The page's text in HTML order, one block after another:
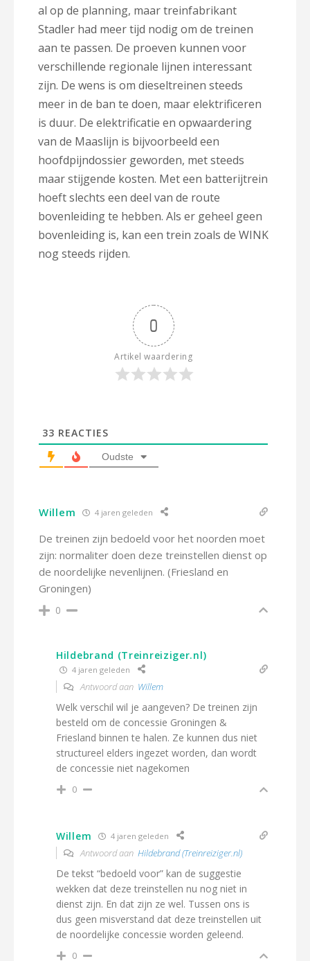
al op de planning, maar treinfabrikant
Stadler had meer tijd nodig om de treinen
aan te passen. De proeven kunnen voor
verschillende regionale lijnen interessant
zijn. De wens is om dieseltreinen steeds
meer in de ban te doen, maar elektrificeren
is duur. De elektrificatie en opwaardering
van de Maaslijn is bijvoorbeeld een
hoofdpijndossier geworden, met steeds
maar stijgende kosten. Met een batterijtrein
hoeft slechts een deel van de route
bovenleiding te hebben. Als er geheel geen
bovenleiding is, kan een trein zoals de WINK
nog steeds rijden.
0
Artikel waardering
33 REACTIES
Oudste
Willem 4 jaren geleden
De treinen zijn bedoeld voor het noorden moet
zijn: normaliter doen deze treinstellen dienst op
de noordelijke nevenlijnen. (Friesland en
Groningen)
0
Hildebrand (Treinreiziger.nl)
4 jaren geleden
Antwoord aan Willem
Welk verschil wil je aangeven? De treinen zijn
besteld om de concessie Groningen &
Friesland binnen te halen. Ze kunnen dus niet
structureel elders ingezet worden, dan wordt
de concessie niet nagekomen
0
Willem 4 jaren geleden
Antwoord aan Hildebrand (Treinreiziger.nl)
De tekst “bedoeld voor” kan de suggestie
wekken dat deze treinstellen nu nog niet in
dienst zijn. En dat zijn ze wel. Tussen ons is
dus geen misverstand dat deze treinstellen uit
de noordelijke concessie worden geleend.
0